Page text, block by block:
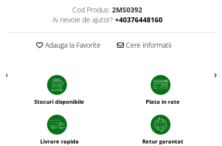
Cod Produs: 2MS0392
Ai nevoie de ajutor? +40376448160
Adauga la Favorite Cere informatii
Stocuri disponibile Plata in rate
Livrare rapida Retur garantat